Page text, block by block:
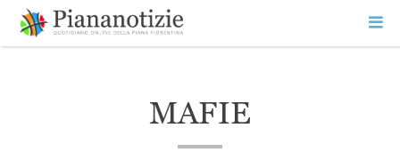
contenuto
SEARCH
MAFIE